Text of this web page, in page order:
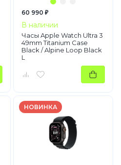
60 990 ₽
В наличии
Часы Apple Watch Ultra 3
49mm Titanium Case
Black / Alpine Loop Black
L
НОВИНКА